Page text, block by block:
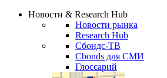
Новости & Research Hub
Новости рынка
Research Hub
Сбондс-ТВ
Cbonds для СМИ
Глоссарий